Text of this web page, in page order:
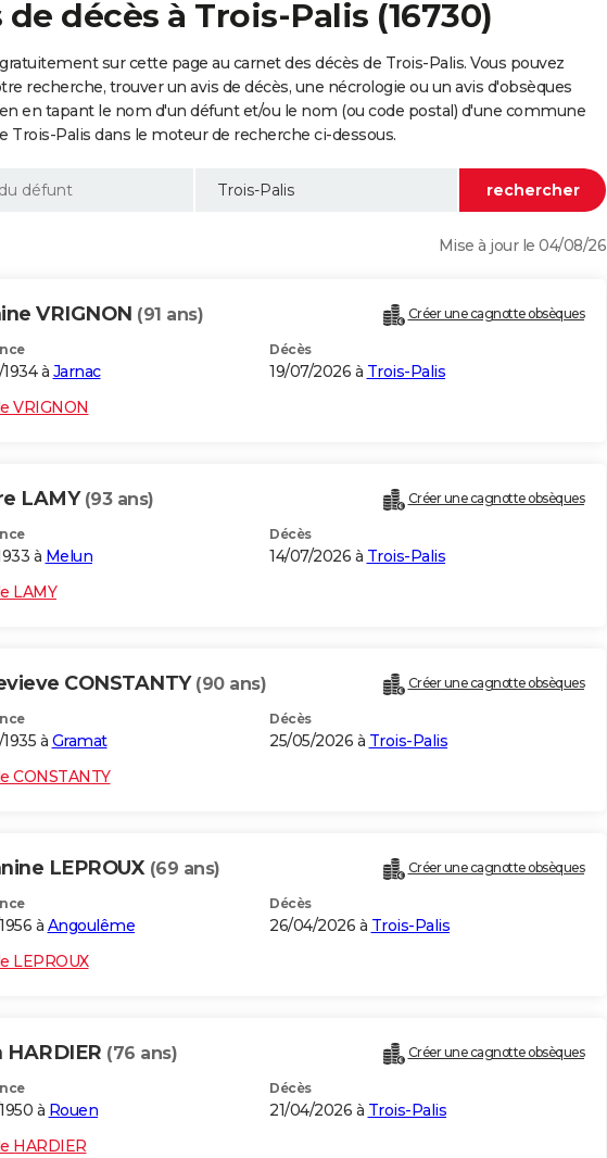
de décès à Trois-Palis (16730)
sur cette page au carnet des décès de Trois-Palis. Vous pouvez
recherche, trouver un avis de décès, une nécrologie ou un avis d'obsèques
en tapant le nom d'un défunt et/ou le nom (ou code postal) d'une commune
Trois-Palis dans le moteur de recherche ci-dessous.
Mise à jour le 04/08/26
VRIGNON (91 ans) Créer une cagnotte obsèques
à Jarnac
Décès
19/07/2026 à Trois-Palis
VRIGNON
LAMY (93 ans) Créer une cagnotte obsèques
à Melun
Décès
14/07/2026 à Trois-Palis
LAMY
CONSTANTY (90 ans) Créer une cagnotte obsèques
à Gramat
Décès
25/05/2026 à Trois-Palis
CONSTANTY
LEPROUX (69 ans) Créer une cagnotte obsèques
à Angoulême
Décès
26/04/2026 à Trois-Palis
LEPROUX
HARDIER (76 ans) Créer une cagnotte obsèques
à Rouen
Décès
21/04/2026 à Trois-Palis
HARDIER